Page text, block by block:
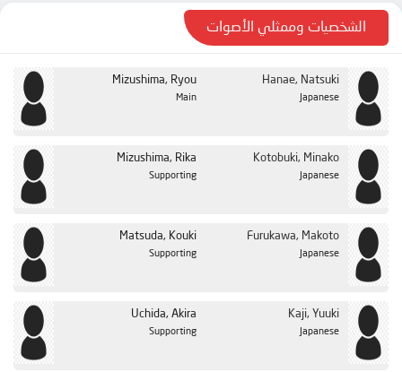
الحلقة 24
الشخصيات وممثلي الأصوات
Mizushima, Ryou
Main
Hanae, Natsuki
Japanese
Mizushima, Rika
Supporting
Kotobuki, Minako
Japanese
Matsuda, Kouki
Supporting
Furukawa, Makoto
Japanese
Uchida, Akira
Supporting
Kaji, Yuuki
Japanese